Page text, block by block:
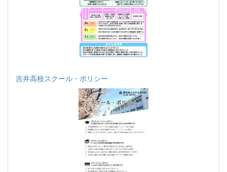
吉井高校スクール・ポリシー